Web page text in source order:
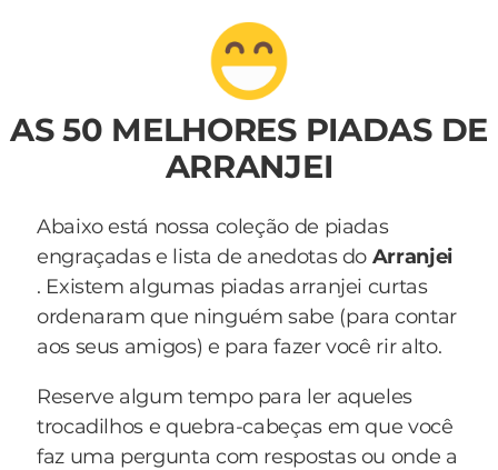
AS 50 MELHORES PIADAS DE
ARRANJEI
Abaixo está nossa coleção de piadas
engraçadas e lista de anedotas do Arranjei
. Existem algumas piadas arranjei curtas
ordenaram que ninguém sabe (para contar
aos seus amigos) e para fazer você rir alto.
Reserve algum tempo para ler aqueles
trocadilhos e quebra-cabeças em que você
faz uma pergunta com respostas ou onde a